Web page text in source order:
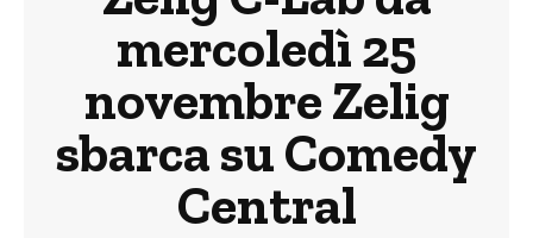
mercoledì 25
novembre Zelig
sbarca su Comedy
Central